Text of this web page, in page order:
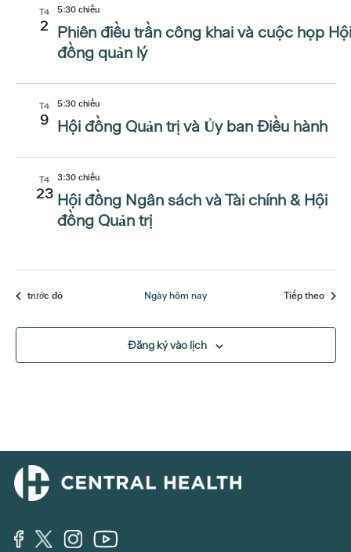
T4
2
5:30 chiều
Phiên điều trần công khai và cuộc họp Hội
đồng quản lý
T4
9
5:30 chiều
Hội đồng Quản trị và Ủy ban Điều hành
T4
23
3:30 chiều
Hội đồng Ngân sách và Tài chính & Hội
đồng Quản trị
Các sự kiện
trước đó Ngày hôm nay Tiếp theoCác
Đăng ký vào lịch